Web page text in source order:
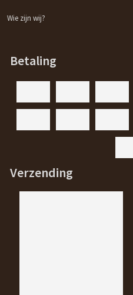
Wie zijn wij?
Betaling
Verzending